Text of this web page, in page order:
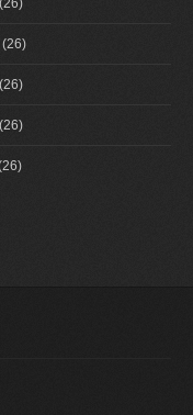
(26)
(26)
(26)
(26)